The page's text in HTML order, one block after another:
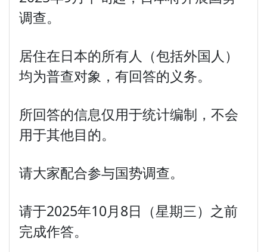
调查。
居住在日本的所有人（包括外国人）
均为普查对象，有回答的义务。
所回答的信息仅用于统计编制，不会
用于其他目的。
请大家配合参与国势调查。
请于2025年10月8日（星期三）之前
完成作答。